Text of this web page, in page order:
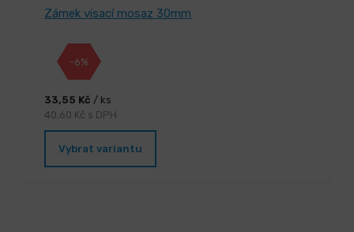
Zámek visací mosaz 30mm
-6%
33,55 Kč / ks
40,60 Kč s DPH
Vybrat variantu